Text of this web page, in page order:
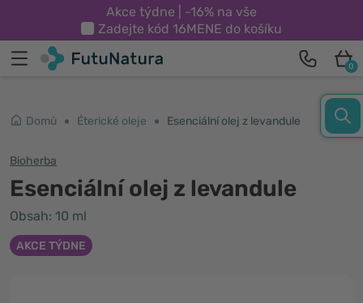
Akce týdne | -16% na vše
Zadejte kód 16MENE do košíku
0
Domů Éterické oleje Esenciální olej z levandule
Bioherba
Esenciální olej z levandule
Obsah: 10 ml
AKCE TÝDNE